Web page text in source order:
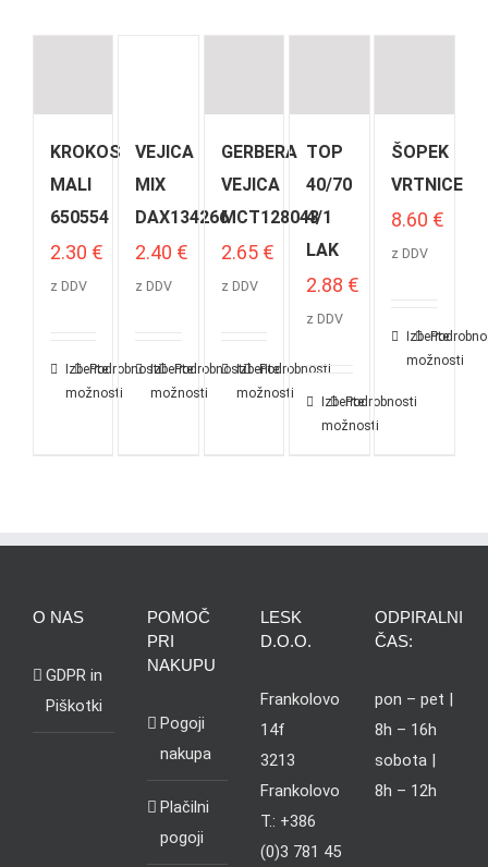
KROKOS
MALI
650554
2.30 €
z DDV
Izberite
možnosti
Podrobnosti
VEJICA
MIX
DAX134266
2.40 €
z DDV
Izberite
možnosti
Podrobnosti
GERBERA
VEJICA
MCT128043
2.65 €
z DDV
Izberite
možnosti
Podrobnosti
TOP
40/70
4/1
LAK
2.88 €
z DDV
Izberite
možnosti
Podrobnosti
ŠOPEK
VRTNICE
8.60 €
z DDV
Izberite
možnosti
O NAS
GDPR in
Piškotki
POMOČ
PRI
NAKUPU
Pogoji
nakupa
Plačilni
pogoji
LESK
D.O.O.
Frankolovo
14f
3213
Frankolovo
T.: +386
(0)3 781 45
ODPIRALNI
ČAS:
pon – pet |
8h – 16h
sobota |
8h – 12h